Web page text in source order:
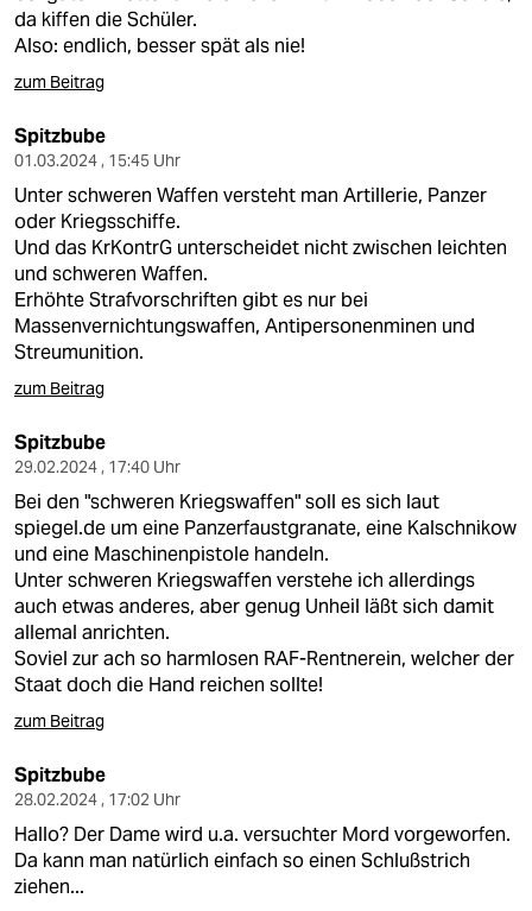
da kiffen die Schüler.
Also: endlich, besser spät als nie!
zum Beitrag
Spitzbube
01.03.2024 , 15:45 Uhr
Unter schweren Waffen versteht man Artillerie, Panzer
oder Kriegsschiffe.
Und das KrKontrG unterscheidet nicht zwischen leichten
und schweren Waffen.
Erhöhte Strafvorschriften gibt es nur bei
Massenvernichtungswaffen, Antipersonenminen und
Streumunition.
zum Beitrag
Spitzbube
29.02.2024 , 17:40 Uhr
Bei den "schweren Kriegswaffen" soll es sich laut
spiegel.de um eine Panzerfaustgranate, eine Kalschnikow
und eine Maschinenpistole handeln.
Unter schweren Kriegswaffen verstehe ich allerdings
auch etwas anderes, aber genug Unheil läßt sich damit
allemal anrichten.
Soviel zur ach so harmlosen RAF-Rentnerein, welcher der
Staat doch die Hand reichen sollte!
zum Beitrag
Spitzbube
28.02.2024 , 17:02 Uhr
Hallo? Der Dame wird u.a. versuchter Mord vorgeworfen.
Da kann man natürlich einfach so einen Schlußstrich
ziehen...